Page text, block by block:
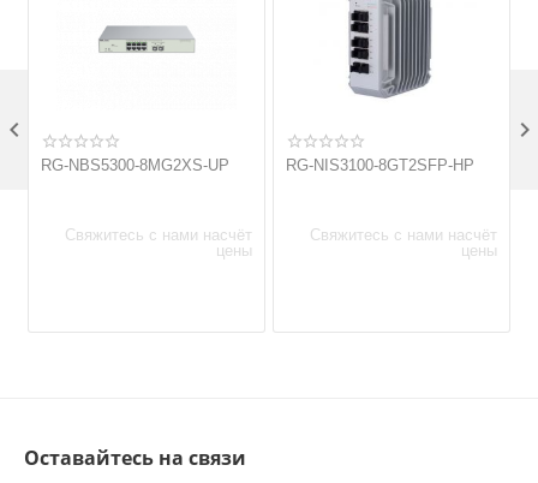
RG-NBS5300-8MG2XS-UP
Свяжитесь с нами насчёт
цены
RG-NIS3100-8GT2SFP-HP
Свяжитесь с нами насчёт
цены
 
Оставайтесь на связи